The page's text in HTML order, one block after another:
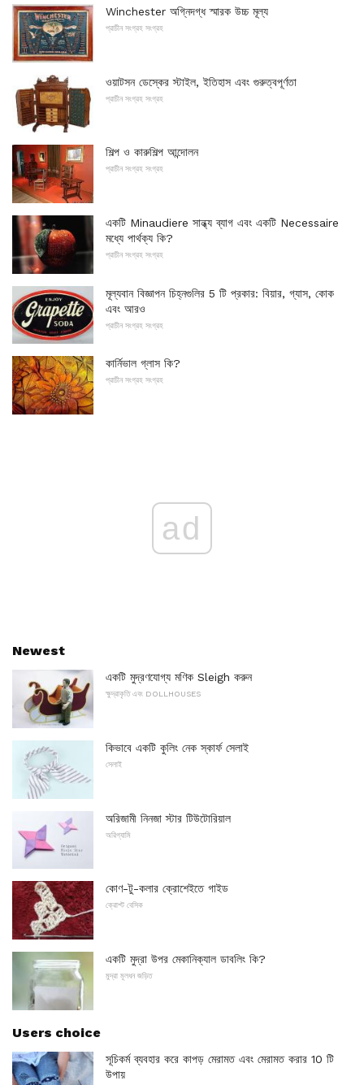
Winchester অগ্নিদগ্ধ স্মারক উচ্চ মূল্য
প্রাচীন সংগ্রহ সংগ্রহ
ওয়াটসন ডেস্কের স্টাইল, ইতিহাস এবং গুরুত্বপূর্ণতা
প্রাচীন সংগ্রহ সংগ্রহ
শিল্প ও কারুশিল্প আন্দোলন
প্রাচীন সংগ্রহ সংগ্রহ
একটি Minaudiere সান্ধ্য ব্যাগ এবং একটি Necessaire
মধ্যে পার্থক্য কি?
প্রাচীন সংগ্রহ সংগ্রহ
মূল্যবান বিজ্ঞাপন চিহ্নগুলির 5 টি প্রকার: বিয়ার, গ্যাস, কোক
এবং আরও
প্রাচীন সংগ্রহ সংগ্রহ
কার্নিভাল গ্লাস কি?
প্রাচীন সংগ্রহ সংগ্রহ
ad
Newest
একটি মুদ্রণযোগ্য মণিক Sleigh করুন
ক্ষুদ্রাকৃতি এবং DOLLHOUSES
কিভাবে একটি কুলিং নেক স্কার্ফ সেলাই
সেলাই
অরিজামী নিনজা স্টার টিউটোরিয়াল
অরিগ্যামি
কোণ-টু-কলার ক্রোশেইতে গাইড
ক্রোশ্ট বেসিক
একটি মুদ্রা উপর মেকানিক্যাল ডাবলিং কি?
মুদ্রা মূলধন জড়িত
Users choice
সূচিকর্ম ব্যবহার করে কাপড় মেরামত এবং মেরামত করার 10 টি
উপায়